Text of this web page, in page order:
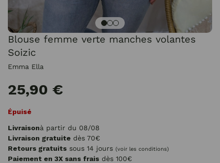
Blouse femme verte manches volantes
Soizic
Emma Ella
25,90 €
Épuisé
Livraisonà partir du 08/08
Livraison gratuite dès 70€
Retours gratuits sous 14 jours (voir les conditions)
Paiement en 3X sans frais dès 100€